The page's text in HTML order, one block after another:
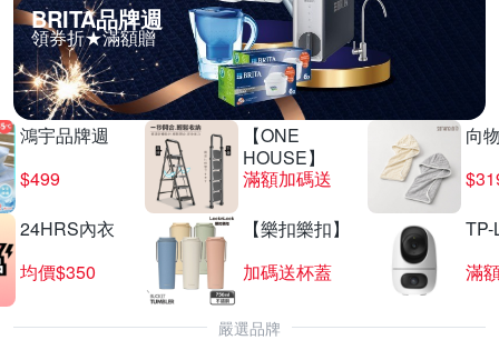
BRITA品牌週
領券折★滿額贈
鴻宇品牌週
$499
【ONE
HOUSE】
滿額加碼送
向
24HRS內衣
均價$350
【樂扣樂扣】
加碼送杯蓋
TP-
滿
嚴選品牌